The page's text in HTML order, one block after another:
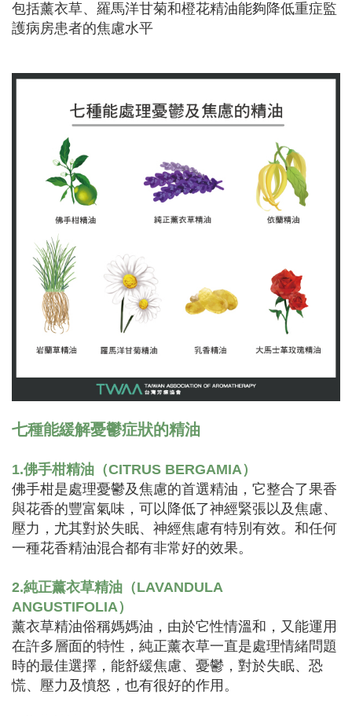
包括薰衣草、羅馬洋甘菊和橙花精油能夠降低重症監
護病房患者的焦慮水平
七種能緩解憂鬱症狀的精油
1.佛手柑精油（CITRUS BERGAMIA）
佛手柑是處理憂鬱及焦慮的首選精油，它整合了果香
與花香的豐富氣味，可以降低了神經緊張以及焦慮、
壓力，尤其對於失眠、神經焦慮有特別有效。和任何
一種花香精油混合都有非常好的效果。
2.純正薰衣草精油（LAVANDULA
ANGUSTIFOLIA）
薰衣草精油俗稱媽媽油，由於它性情溫和，又能運用
在許多層面的特性，純正薰衣草一直是處理情緒問題
時的最佳選擇，能舒緩焦慮、憂鬱，對於失眠、恐
慌、壓力及憤怒，也有很好的作用。